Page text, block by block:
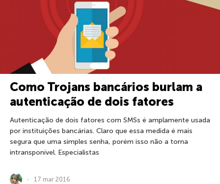
Como Trojans bancários burlam a
autenticação de dois fatores
Autenticação de dois fatores com SMSs é amplamente usada
por instituições bancárias. Claro que essa medida é mais
segura que uma simples senha, porém isso não a torna
intransponível. Especialistas
17 mar 2016